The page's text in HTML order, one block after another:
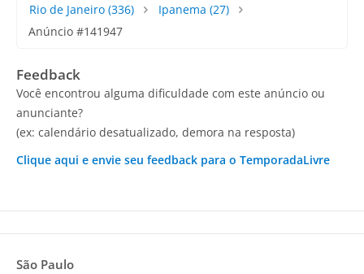
Rio de Janeiro (336) Ipanema (27)
Anúncio #141947
Feedback
Você encontrou alguma dificuldade com este anúncio ou
anunciante?
(ex: calendário desatualizado, demora na resposta)
Clique aqui e envie seu feedback para o TemporadaLivre
São Paulo